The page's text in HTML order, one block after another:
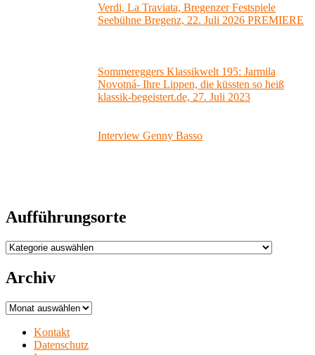
Verdi, La Traviata, Bregenzer Festspiele
Seebühne Bregenz, 22. Juli 2026 PREMIERE
Sommereggers Klassikwelt 195: Jarmila
Novotná- Ihre Lippen, die küssten so heiß
klassik-begeistert.de, 27. Juli 2023
Interview Genny Basso
Aufführungsorte
Aufführungsorte
Archiv
Archiv
Kontakt
Datenschutz